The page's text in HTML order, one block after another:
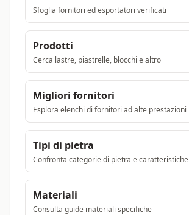
Sfoglia fornitori ed esportatori verificati
Prodotti
Cerca lastre, piastrelle, blocchi e altro
Migliori fornitori
Esplora elenchi di fornitori ad alte prestazioni
Tipi di pietra
Confronta categorie di pietra e caratteristiche
Materiali
Consulta guide materiali specifiche